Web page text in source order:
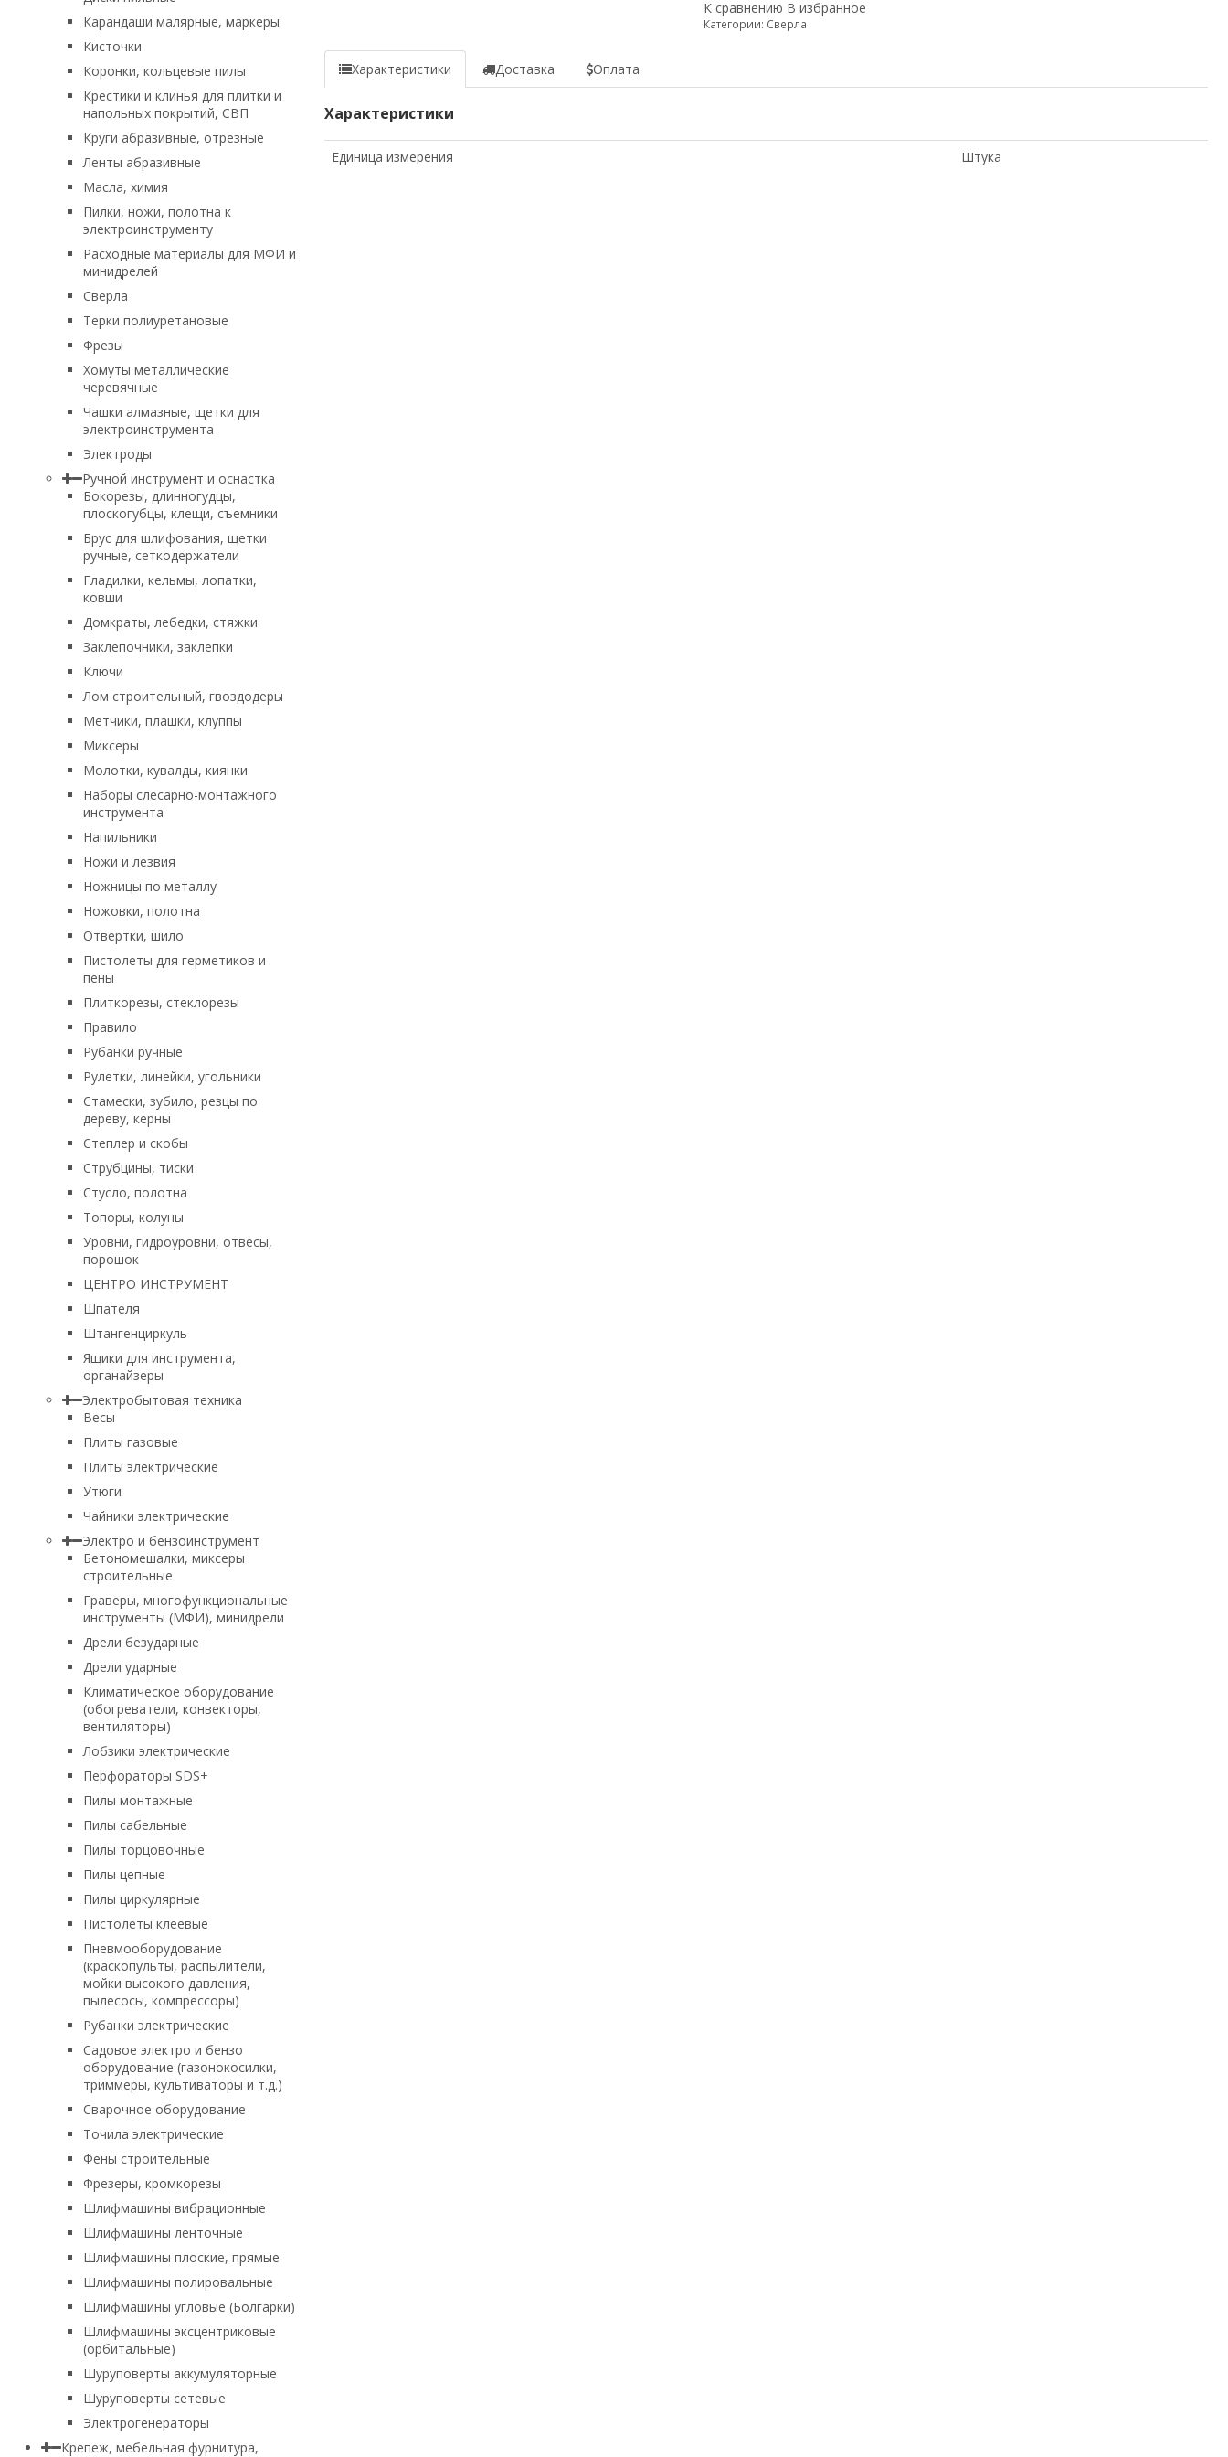
К сравнению В избранное
Категории: Сверла
Характеристики Доставка Оплата
Характеристики
Единица измерения Штука
Карандаши малярные, маркеры
Кисточки
Коронки, кольцевые пилы
Крестики и клинья для плитки и
напольных покрытий, СВП
Круги абразивные, отрезные
Ленты абразивные
Масла, химия
Пилки, ножи, полотна к
электроинструменту
Расходные материалы для МФИ и
минидрелей
Сверла
Терки полиуретановые
Фрезы
Хомуты металлические
черевячные
Чашки алмазные, щетки для
электроинструмента
Электроды
Ручной инструмент и оснастка
Бокорезы, длинногудцы,
плоскогубцы, клещи, съемники
Брус для шлифования, щетки
ручные, сеткодержатели
Гладилки, кельмы, лопатки,
ковши
Домкраты, лебедки, стяжки
Заклепочники, заклепки
Ключи
Лом строительный, гвоздодеры
Метчики, плашки, клуппы
Миксеры
Молотки, кувалды, киянки
Наборы слесарно-монтажного
инструмента
Напильники
Ножи и лезвия
Ножницы по металлу
Ножовки, полотна
Отвертки, шило
Пистолеты для герметиков и
пены
Плиткорезы, стеклорезы
Правило
Рубанки ручные
Рулетки, линейки, угольники
Стамески, зубило, резцы по
дереву, керны
Степлер и скобы
Струбцины, тиски
Стусло, полотна
Топоры, колуны
Уровни, гидроуровни, отвесы,
порошок
ЦЕНТРО ИНСТРУМЕНТ
Шпателя
Штангенциркуль
Ящики для инструмента,
органайзеры
Электробытовая техника
Весы
Плиты газовые
Плиты электрические
Утюги
Чайники электрические
Электро и бензоинструмент
Бетономешалки, миксеры
строительные
Граверы, многофункциональные
инструменты (МФИ), минидрели
Дрели безударные
Дрели ударные
Климатическое оборудование
(обогреватели, конвекторы,
вентиляторы)
Лобзики электрические
Перфораторы SDS+
Пилы монтажные
Пилы сабельные
Пилы торцовочные
Пилы цепные
Пилы циркулярные
Пистолеты клеевые
Пневмооборудование
(краскопульты, распылители,
мойки высокого давления,
пылесосы, компрессоры)
Рубанки электрические
Садовое электро и бензо
оборудование (газонокосилки,
триммеры, культиваторы и т.д.)
Сварочное оборудование
Точила электрические
Фены строительные
Фрезеры, кромкорезы
Шлифмашины вибрационные
Шлифмашины ленточные
Шлифмашины плоские, прямые
Шлифмашины полировальные
Шлифмашины угловые (Болгарки)
Шлифмашины эксцентриковые
(орбитальные)
Шуруповерты аккумуляторные
Шуруповерты сетевые
Электрогенераторы
Крепеж, мебельная фурнитура,